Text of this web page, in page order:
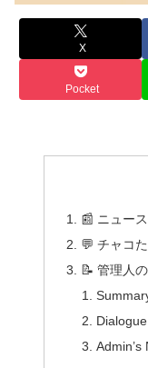
X
Pocket
📰 ニュー
💬 チャコ
📝 管理人
Dialogue
Admin’s